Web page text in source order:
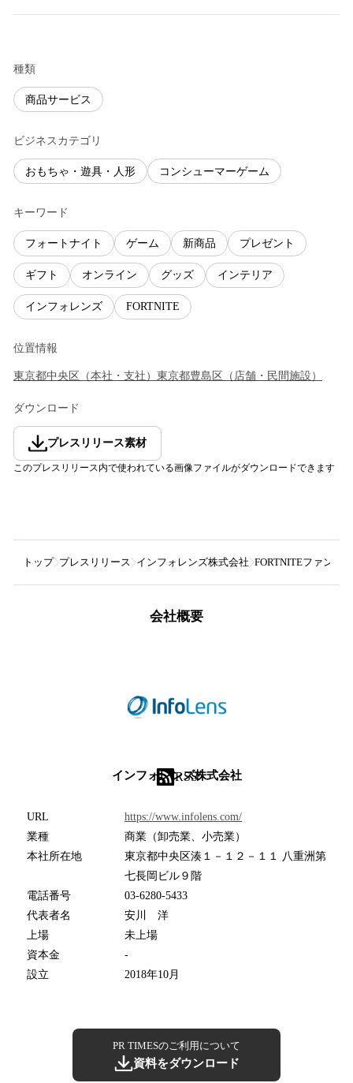
種類
商品サービス
ビジネスカテゴリ
おもちゃ・遊具・人形 コンシューマーゲーム
キーワード
フォートナイト ゲーム 新商品 プレゼント
ギフト オンライン グッズ インテリア
インフォレンズ FORTNITE
位置情報
東京都中央区 （本社・支社 ） 東京都豊島区 （ 店舗・民間施設 ）
ダウンロード
プレスリリース素材
このプレスリリース内で使われている画像ファイルがダウンロードできます
トップ プレスリリース インフォレンズ株式会社 FORTNITEファン必
会社概要
インフォレンズ株式会社
RSS
URL
https://www.infolens.com/
業種
商業（卸売業、小売業）
本社所在地
東京都中央区湊１－１２－１１ 八重洲第
七長岡ビル９階
電話番号
03-6280-5433
代表者名
安川 洋
上場
未上場
資本金
-
設立
2018年10月
PR TIMESのご利用について
資料をダウンロード